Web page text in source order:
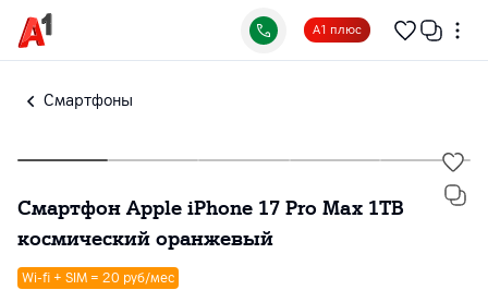
А1 плюс
Смартфоны
Смартфон Apple iPhone 17 Pro Max 1TB
космический оранжевый
Wi-fi + SIM = 20 руб/мес